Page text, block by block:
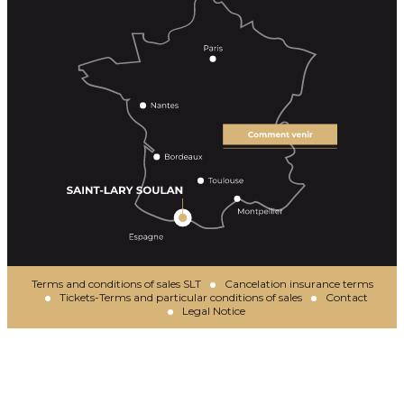
Terms and conditions of sales SLT
Cancelation insurance terms
Tickets-Terms and particular conditions of sales
Contact
Legal Notice